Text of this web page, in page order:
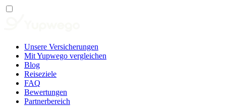
Unsere Versicherungen
Mit Yupwego vergleichen
Blog
Reiseziele
FAQ
Bewertungen
Partnerbereich